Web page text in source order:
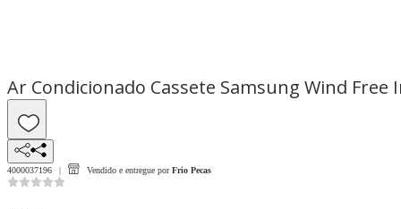
Ar Condicionado Cassete Samsung Wind Free
4000037196 Vendido e entregue por Frio Pecas